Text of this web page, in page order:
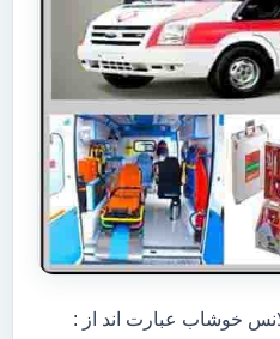
خوشاب عبارت اند از :